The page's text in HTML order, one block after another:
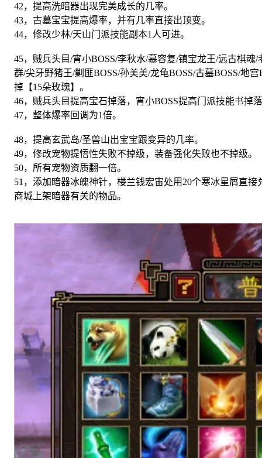
42，提高洗暗器出现完美成长的几率。
43，古墓宝宝提高爆率，并有几率直接出顶变。
44，修改少林/天山门派技能副本1人可进。
45，贼兵头目/宵小BOSS/李秋水/慕容复/镇宝龙王/远古棋魂
群/尖牙野猪王/剿匪BOSS/孙美美/龙龟BOSS/古墓BOSS/地
掉【15朵玫瑰】。
46，贼兵头目提高宝石掉落，宵小BOSS提高门派技能书掉
47，整体爆率回调为1倍。
48，提高玄武岛/圣兽山出宝宝跟变异的几率。
49，修改宠物提悟性失败不掉级，装备强化失败也不掉级。
50，所有宠物资质翻一倍。
51，添加暗器冰魄神针，楼兰钱宏宙处用20个寒冰星屑直
商城上架暗器有关的物品。